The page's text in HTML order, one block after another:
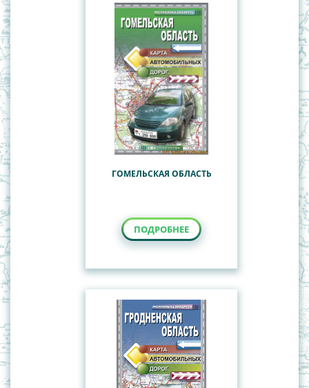
ГОМЕЛЬСКАЯ ОБЛАСТЬ
ПОДРОБНЕЕ